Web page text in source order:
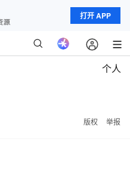
打开 APP
个人
版权 举报